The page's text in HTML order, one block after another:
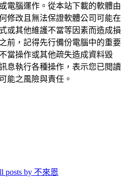
電腦運作。從本站下載的軟體由
修改且無法保證軟體公司可能在
或其他維護不當等因素而造成損
前，記得先行備份電腦中的重要
當操作或其他疏失造成資料毀
息執行各種操作，表示您已閱讀
能之風險與責任。
posts by 不來恩